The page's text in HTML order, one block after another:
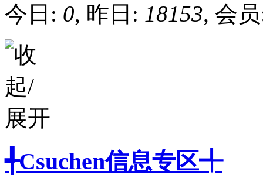
今日: 0, 昨日: 18153, 会
╃Csuchen信息专区╃